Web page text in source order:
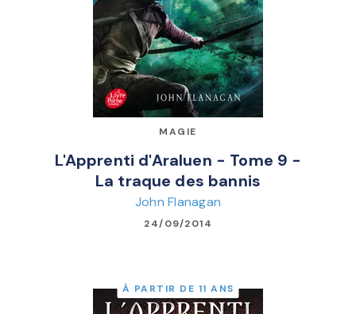
MAGIE
L'Apprenti d'Araluen - Tome 9 -
La traque des bannis
John Flanagan
24/09/2014
À PARTIR DE 11 ANS